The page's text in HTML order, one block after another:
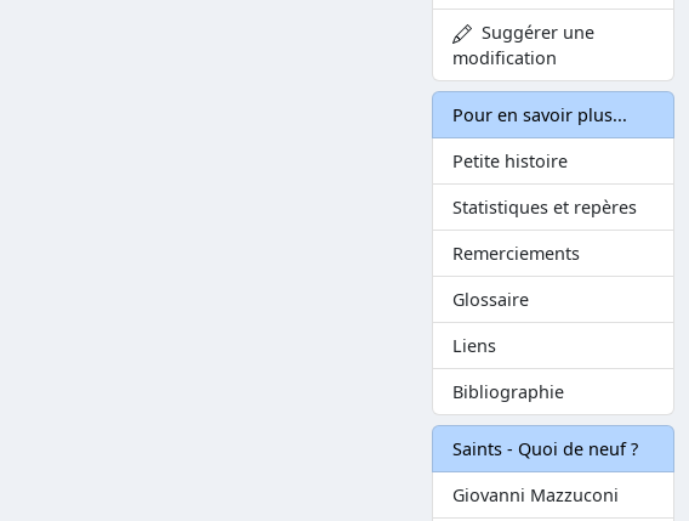
Suggérer une
modification
Pour en savoir plus...
Petite histoire
Statistiques et repères
Remerciements
Glossaire
Liens
Bibliographie
Saints - Quoi de neuf ?
Giovanni Mazzuconi